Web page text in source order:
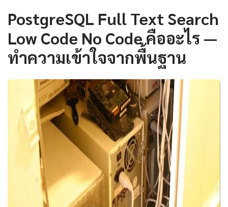
PostgreSQL Full Text Search
Low Code No Code คืออะไร —
ทำความเข้าใจจากพื้นฐาน